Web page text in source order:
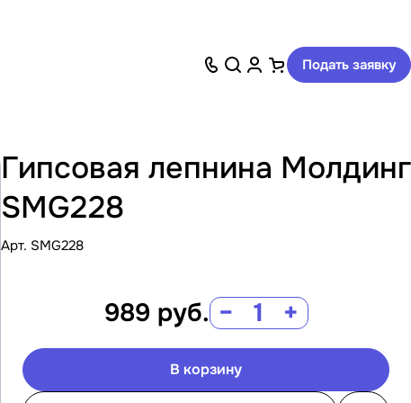
Подать заявку
Гипсовая лепнина Молдинг
SMG228
Арт. SMG228
989 руб. − +
В корзину